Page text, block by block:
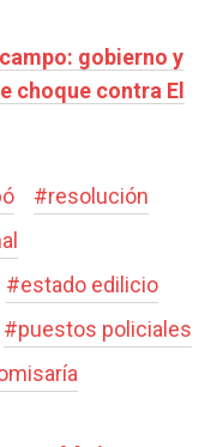
gobierno y
choque contra El
#resolución
#estado edilicio
#puestos policiales